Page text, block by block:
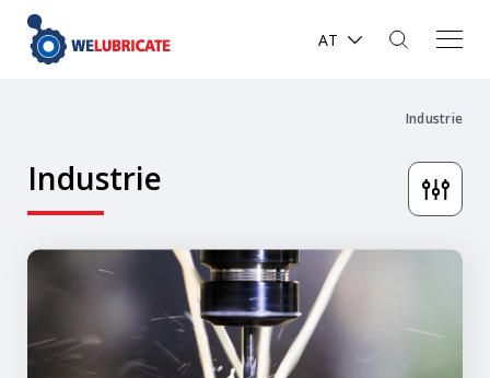
AT
Industrie
Industrie